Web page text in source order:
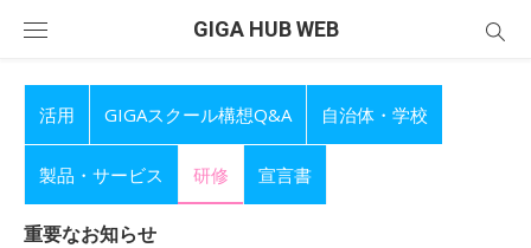
GIGA HUB WEB
活用 GIGAスクール構想Q&A 自治体・学校
製品・サービス 研修 宣言書
重要なお知らせ